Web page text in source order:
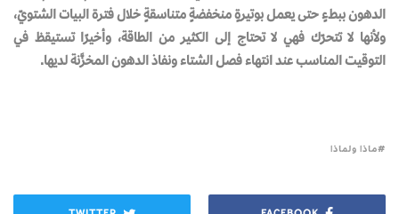
الدهون ببطءٍ حتى يعمل بوتيرةٍ منخفضةٍ متناسقةٍ خلال فترة البيات الشتويّ،
ولأنها لا تتحرّك فهي لا تحتاج إلى الكثير من الطاقة، وأخيرًا تستيقظ في
التوقيت المناسب عند انتهاء فصل الشتاء ونفاذ الدهون المخزَّنة لديها.
ماذا ولماذا